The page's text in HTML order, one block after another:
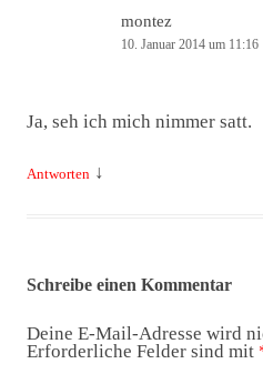
montez
10. Januar 2014 um 11:16
Ja, seh ich mich nimmer satt.
Antworten ↓
Schreibe einen Kommentar
Deine E-Mail-Adresse wird
Erforderliche Felder sind mit